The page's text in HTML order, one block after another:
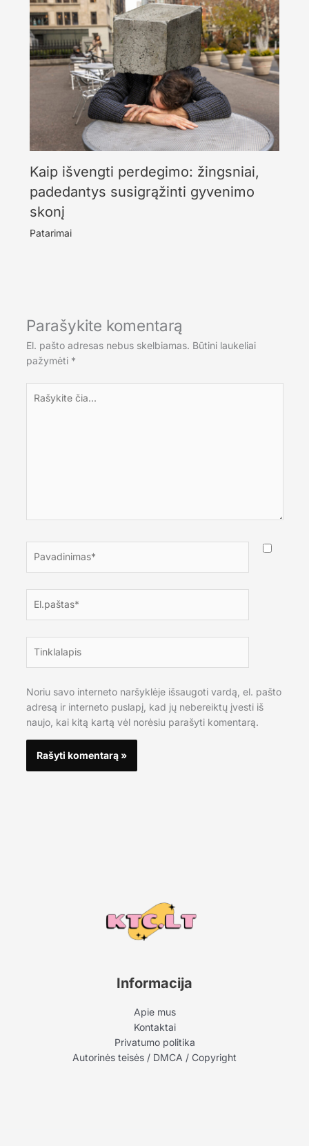
Kaip išvengti perdegimo: žingsniai,
padedantys susigrąžinti gyvenimo
skonį
Patarimai
Parašykite komentarą
El. pašto adresas nebus skelbiamas. Būtini laukeliai
pažymėti *
čia...
Noriu savo interneto naršyklėje išsaugoti vardą, el. pašto
adresą ir interneto puslapį, kad jų nebereiktų įvesti iš
naujo, kai kitą kartą vėl norėsiu parašyti komentarą.
Informacija
Apie mus
Kontaktai
Privatumo politika
Autorinės teisės / DMCA / Copyright